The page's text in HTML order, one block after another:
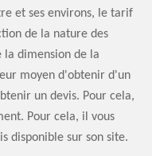
et ses environs, le tarif
de la nature des
dimension de la
moyen d'obtenir d'un
un devis. Pour cela,
Pour cela, il vous
disponible sur son site.